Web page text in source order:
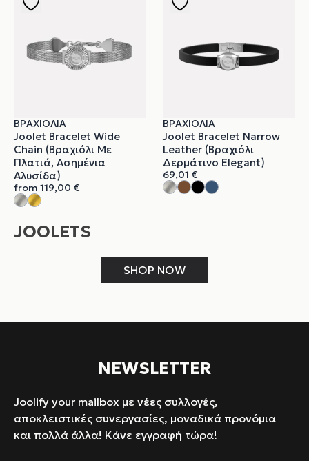
ΒΡΑΧΙΌΛΙΑ
Joolet Bracelet Wide
Chain (Βραχιόλι Με
Πλατιά, Ασημένια
Αλυσίδα)
from 119,00 €
ΒΡΑΧΙΌΛΙΑ
Joolet Bracelet Narrow
Leather (Βραχιόλι
Δερμάτινο Elegant)
69,01 €
JOOLETS
SHOP NOW
NEWSLETTER
Joolify your mailbox με νέες συλλογές,
αποκλειστικές συνεργασίες, μοναδικά προνόμια
και πολλά άλλα! Κάνε εγγραφή τώρα!